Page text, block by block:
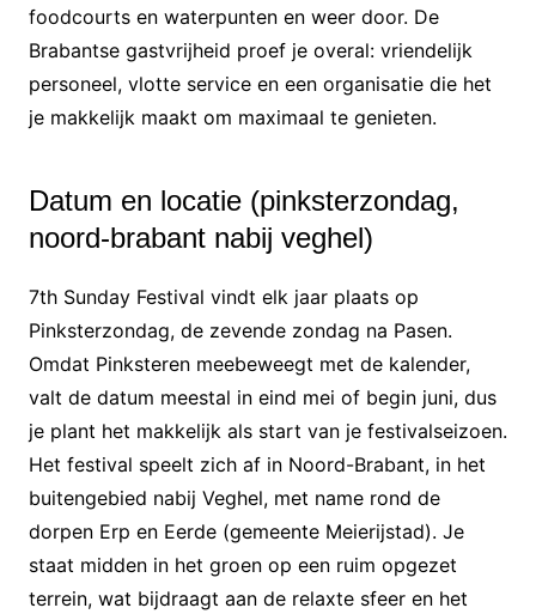
foodcourts en waterpunten en weer door. De
Brabantse gastvrijheid proef je overal: vriendelijk
personeel, vlotte service en een organisatie die het
je makkelijk maakt om maximaal te genieten.
Datum en locatie (pinksterzondag,
noord-brabant nabij veghel)
7th Sunday Festival vindt elk jaar plaats op
Pinksterzondag, de zevende zondag na Pasen.
Omdat Pinksteren meebeweegt met de kalender,
valt de datum meestal in eind mei of begin juni, dus
je plant het makkelijk als start van je festivalseizoen.
Het festival speelt zich af in Noord-Brabant, in het
buitengebied nabij Veghel, met name rond de
dorpen Erp en Eerde (gemeente Meierijstad). Je
staat midden in het groen op een ruim opgezet
terrein, wat bijdraagt aan de relaxte sfeer en het